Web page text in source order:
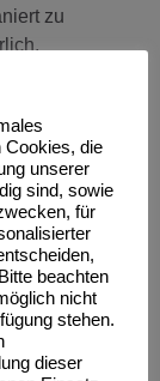
zu
für
der
– und
ist
Cookies, die
unserer
sind, sowie
für
beachten
nicht
stehen.
dieser